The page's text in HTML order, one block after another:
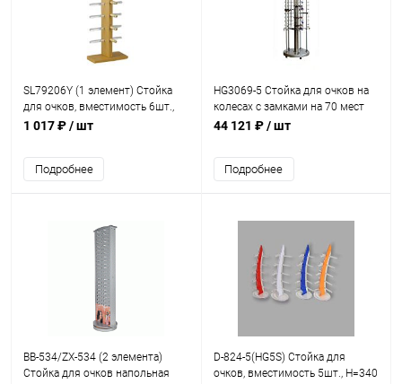
SL79206Y (1 элемент) Стойка
для очков, вместимость 6шт.,
H=480мм, W=180мм
1 017 ₽/ шт
Подробнее
HG3069-5 Стойка для очков на
колесах с замками на 70 мест
44 121 ₽/ шт
Подробнее
BB-534/ZX-534 (2 элемента)
Стойка для очков напольная
D-824-5(HG5S) Стойка для
очков, вместимость 5шт., H=340